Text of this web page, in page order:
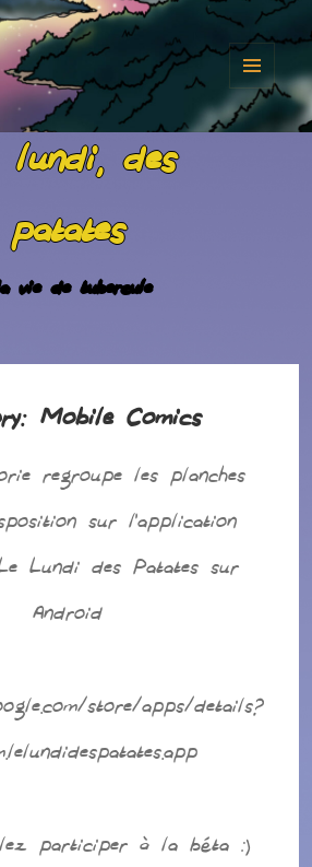
MENU
lundi, des
patates
vie de tubercule
Mobile Comics
regroupe les planches
sur l’application
Lundi des Patates sur
Android
store/apps/details?
participer à la béta :)